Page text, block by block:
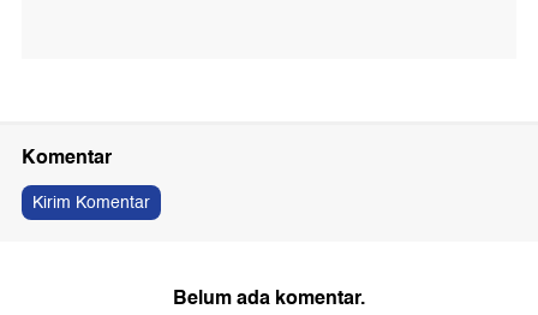
Komentar
Kirim Komentar
Belum ada komentar.